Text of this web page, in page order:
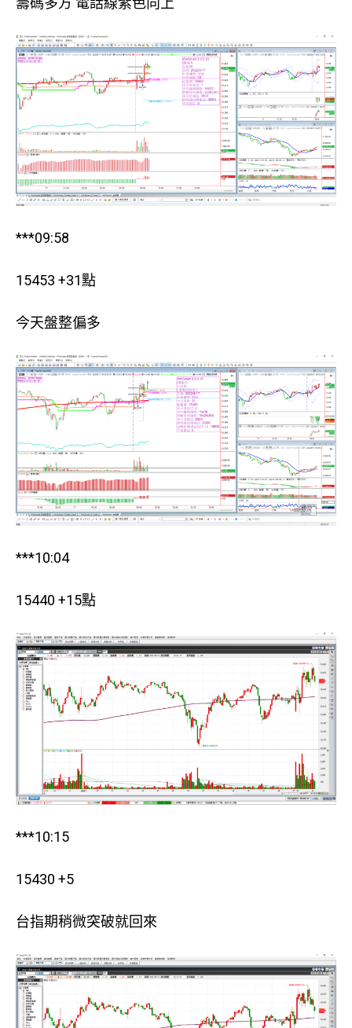
***09:58
15453 +31點
今天盤整偏多
***10:04
15440 +15點
***10:15
15430 +5
台指期稍微突破就回來